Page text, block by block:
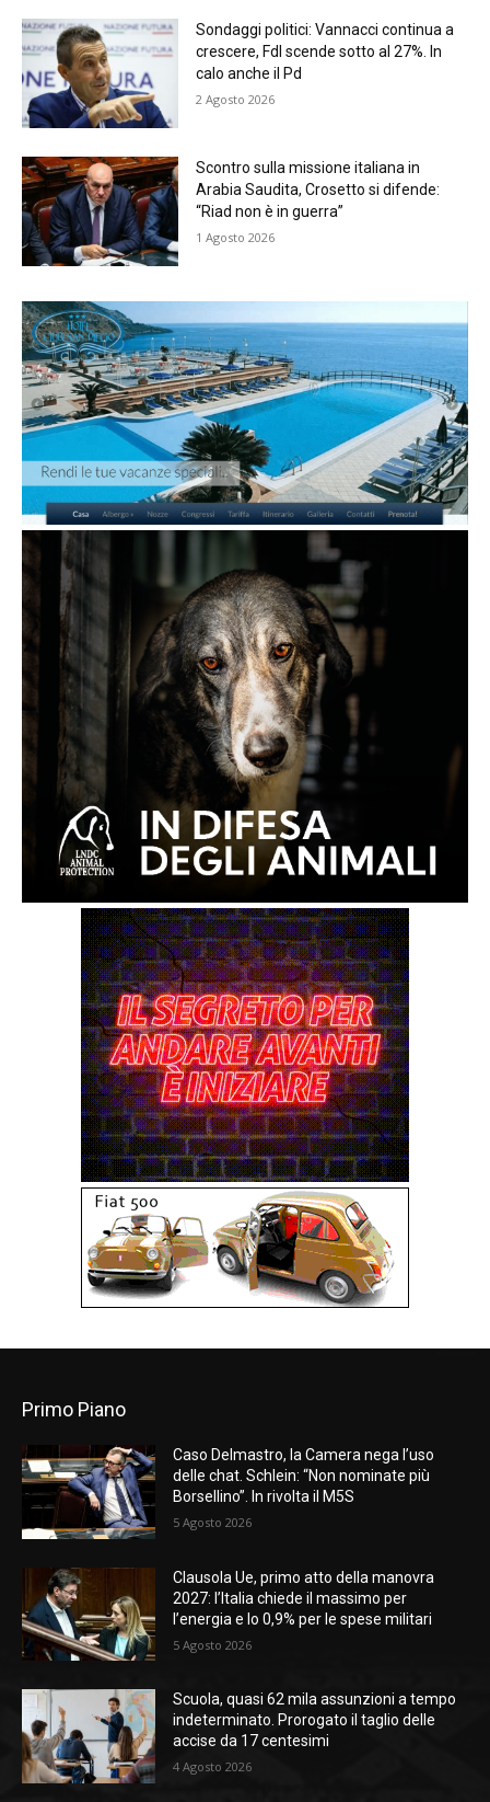
Sondaggi politici: Vannacci continua a
crescere, FdI scende sotto al 27%. In
calo anche il Pd
2 Agosto 2026
Scontro sulla missione italiana in
Arabia Saudita, Crosetto si difende:
“Riad non è in guerra”
1 Agosto 2026
Primo Piano
Caso Delmastro, la Camera nega l’uso
delle chat. Schlein: “Non nominate più
Borsellino”. In rivolta il M5S
5 Agosto 2026
Clausola Ue, primo atto della manovra
2027: l’Italia chiede il massimo per
l’energia e lo 0,9% per le spese militari
5 Agosto 2026
Scuola, quasi 62 mila assunzioni a tempo
indeterminato. Prorogato il taglio delle
accise da 17 centesimi
4 Agosto 2026